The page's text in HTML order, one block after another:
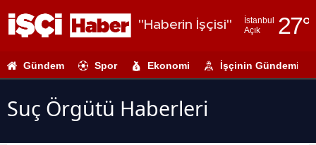
"Haberin İşçisi"
İstanbul
Açık
27°
Adıyaman
Gündem Spor Ekonomi İşçinin Gündemi
Suç Örgütü Haberleri